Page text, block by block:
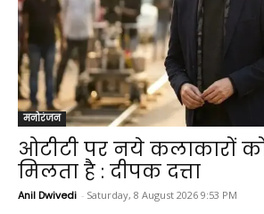
मनोरंजन
ओटीटी पर नये कलाकारों
मिलता है : दीपक दत्ता
Anil Dwivedi - Saturday, 8 August 2026 9:53 PM